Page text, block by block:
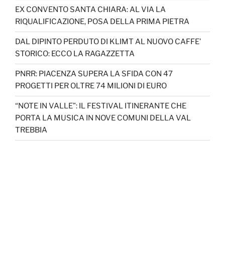
EX CONVENTO SANTA CHIARA: AL VIA LA
RIQUALIFICAZIONE, POSA DELLA PRIMA PIETRA
DAL DIPINTO PERDUTO DI KLIMT AL NUOVO CAFFE’
STORICO: ECCO LA RAGAZZETTA
PNRR: PIACENZA SUPERA LA SFIDA CON 47
PROGETTI PER OLTRE 74 MILIONI DI EURO
“NOTE IN VALLE”: IL FESTIVAL ITINERANTE CHE
PORTA LA MUSICA IN NOVE COMUNI DELLA VAL
TREBBIA